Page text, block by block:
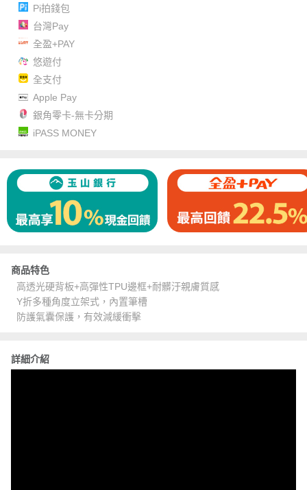
Pi拍錢包
台灣Pay
全盈+PAY
悠遊付
全支付
Apple Pay
銀角零卡-無卡分期
iPASS MONEY
商品特色
高透光硬背板+高彈性TPU邊框+耐髒汙親膚質感
Y折多種角度立架式，內置筆槽
防護氣囊保護，有效減緩衝擊
詳細介紹